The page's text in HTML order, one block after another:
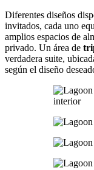
Diferentes diseños
invitados, cada uno
amplios espacios de
privado. Un área de
verdadera suite,
según el diseño